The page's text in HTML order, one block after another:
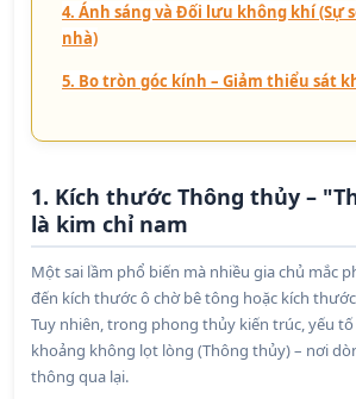
4. Ánh sáng và Đối lưu không khí (Sự
nhà)
5. Bo tròn góc kính – Giảm thiểu sát
1. Kích thước Thông thủy –
là kim chỉ nam
Một sai lầm phổ biến mà nhiều gia chủ mắc
đến kích thước ô chờ bê tông hoặc kích
Tuy nhiên, trong phong thủy kiến trúc, yếu
khoảng không lọt lòng (Thông thủy) – nơi
thông qua lại.